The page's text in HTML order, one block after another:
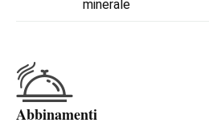
minerale
Abbinamenti